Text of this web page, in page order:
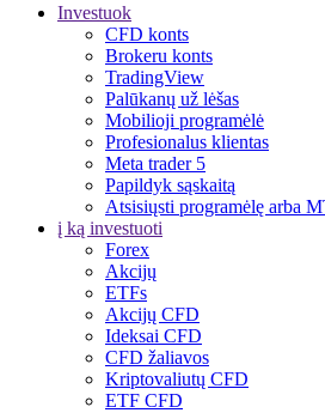
Investuok
CFD konts
Brokeru konts
TradingView
Palūkanų už lėšas
Mobilioji programėlė
Profesionalus klientas
Meta trader 5
Papildyk sąskaitą
Atsisiųsti programėlę arba
į ką investuoti
Forex
Akcijų
ETFs
Akcijų CFD
Ideksai CFD
CFD žaliavos
Kriptovaliutų CFD
ETF CFD